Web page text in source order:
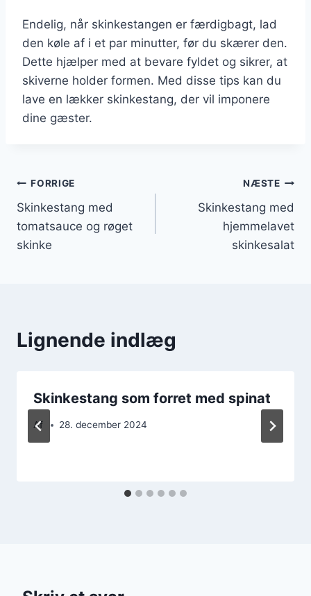
Endelig, når skinkestangen er færdigbagt, lad
den køle af i et par minutter, før du skærer den.
Dette hjælper med at bevare fyldet og sikrer, at
skiverne holder formen. Med disse tips kan du
lave en lækker skinkestang, der vil imponere
dine gæster.
Indlægsnavigation
FORRIGE
Skinkestang med
tomatsauce og røget
skinke
NÆSTE
Skinkestang med
hjemmelavet
skinkesalat
Lignende indlæg
Skinkestang som forret med spinat
Af 28. december 2024